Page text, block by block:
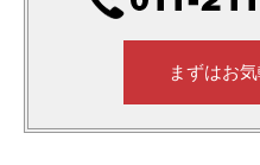
まずはお